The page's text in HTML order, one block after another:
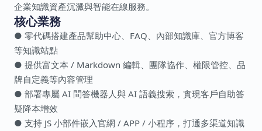
企業知識資產沉澱與智能在線服務。
核心業務
● 零代碼搭建產品幫助中心、FAQ、內部知識庫、官方博客
等知識站點
● 提供富文本 / Markdown 編輯、團隊協作、權限管控、品
牌自定義等內容管理
● 部署專屬 AI 問答機器人與 AI 語義搜索，實現客戶自助答
疑降本增效
● 支持 JS 小部件嵌入官網 / APP / 小程序，打通多渠道知識